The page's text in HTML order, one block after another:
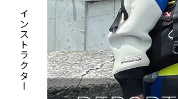
インストラクター